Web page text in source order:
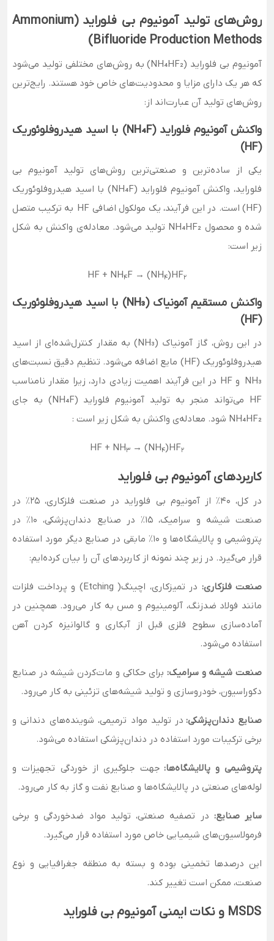
روش‌های تولید آمونیوم بی‌ فلوراید
(Ammonium
Bifluoride Production Methods
)
آمونیوم بی‌ فلوراید (NH₄HF₂) به روش‌های مختلفی تولید می‌شود
که هر یک دارای مزایا و محدودیت‌های خاص خود هستند. رایج‌ترین
روش‌های تولید آن عبارت‌اند از:
واکنش آمونیوم فلوراید (NH₄F)
با اسید هیدروفلوئوریک
(HF)
یکی از ساده‌ترین و صنعتی‌ترین روش‌های تولید آمونیوم بی‌
فلوراید، واکنش آمونیوم فلوراید (NH₄F) با اسید هیدروفلوئوریک
(HF) است. در این فرآیند، یک مولکول اضافی HF به ترکیب متصل
شده و محصول NH₄HF₂ تولید می‌شود. معادله‌ی واکنش به شکل
زیر است:
HF + NH4F → (NH4)HF2
واکنش مستقیم آمونیاک (NH₃)
با اسید هیدروفلوئوریک
(HF
)
در این روش، گاز آمونیاک (NH₃) به مقدار کنترل‌شده‌ای از اسید
هیدروفلوئوریک (HF) مایع اضافه می‌شود. تنظیم دقیق نسبت‌های
NH₃ و HF در این فرآیند اهمیت زیادی دارد، زیرا مقدار نامناسب
HF می‌تواند منجر به تولید آمونیوم فلوراید (NH₄F) به جای
NH₄HF₂ شود. معادله‌ی واکنش به شکل زیر است :
HF + NH3 → (NH4)HF2
کاربردهای آمونیوم بی‌ فلوراید
در کل، 40٪ از آمونیوم بی‌ فلوراید در صنعت فلزکاری، 25٪ در
صنعت شیشه و سرامیک، 15٪ در صنایع دندان‌پزشکی، 10٪ در
پتروشیمی و پالایشگاه‌ها و 10٪ مابقی در صنایع دیگر مورد استفاده
قرار می‌گیرد. در زیر چند نمونه از کاربردهای آن را بیان کرده‌ایم:
صنعت فلزکاری:
در تمیزکاری، اچینگ( Etching) و پرداخت فلزات
مانند فولاد ضدزنگ، آلومینیوم و مس به کار می‌رود. همچنین در
آماده‌سازی سطوح فلزی قبل از آبکاری و گالوانیزه کردن آهن
استفاده می‌شود.
صنعت شیشه و سرامیک: برای حکاکی و مات‌کردن شیشه در صنایع
دکوراسیون، خودروسازی و تولید شیشه‌های تزئینی به کار می‌رود.
صنایع دندان‌پزشکی: در تولید مواد ترمیمی، شوینده‌های دندانی و
برخی ترکیبات مورد استفاده در دندان‌پزشکی استفاده می‌شود.
پتروشیمی و پالایشگاه‌ها: جهت جلوگیری از خوردگی تجهیزات و
لوله‌های صنعتی در پالایشگاه‌ها و صنایع نفت و گاز به کار می‌رود.
سایر صنایع: در تصفیه صنعتی، تولید مواد ضدخوردگی و برخی
فرمولاسیون‌های شیمیایی خاص مورد استفاده قرار می‌گیرد.
این درصدها تخمینی بوده و بسته به منطقه جغرافیایی و نوع
صنعت، ممکن است تغییر کند.
MSDS و نکات ایمنی آمونیوم بی‌ فلوراید